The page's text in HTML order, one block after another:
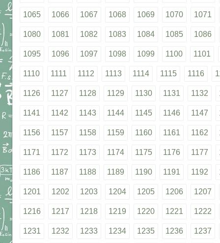
1065 1066 1067 1068 1069 1070 1071
1080 1081 1082 1083 1084 1085 1086
1095 1096 1097 1098 1099 1100 1101
1110 1111 1112 1113 1114 1115 1116
1126 1127 1128 1129 1130 1131 1132
1141 1142 1143 1144 1145 1146 1147
1156 1157 1158 1159 1160 1161 1162
1171 1172 1173 1174 1175 1176 1177
1186 1187 1188 1189 1190 1191 1192
1201 1202 1203 1204 1205 1206 1207
1216 1217 1218 1219 1220 1221 1222
1231 1232 1233 1234 1235 1236 1237